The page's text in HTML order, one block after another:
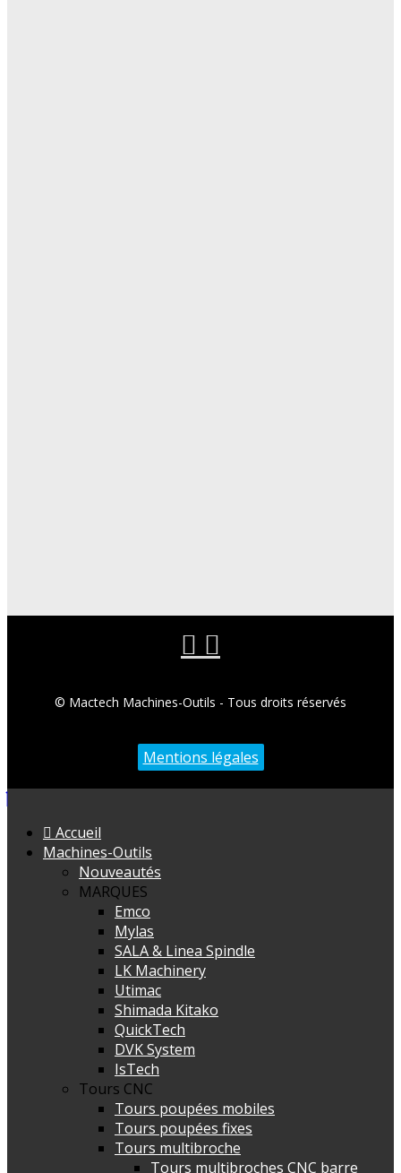
© Mactech Machines-Outils - Tous droits réservés
Mentions légales
Accueil
Machines-Outils
Nouveautés
MARQUES
Emco
Mylas
SALA & Linea Spindle
LK Machinery
Utimac
Shimada Kitako
QuickTech
DVK System
IsTech
Tours CNC
Tours poupées mobiles
Tours poupées fixes
Tours multibroche
Tours multibroches CNC barre